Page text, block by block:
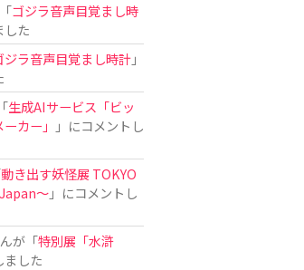
ゴジラ音声目覚まし時
した
ジラ音声目覚まし時計」
生成AIサービス「ビッ
カー」
」にコメントし
動き出す妖怪展 TOKYO
〜」にコメントし
が「特別展「水滸
ました